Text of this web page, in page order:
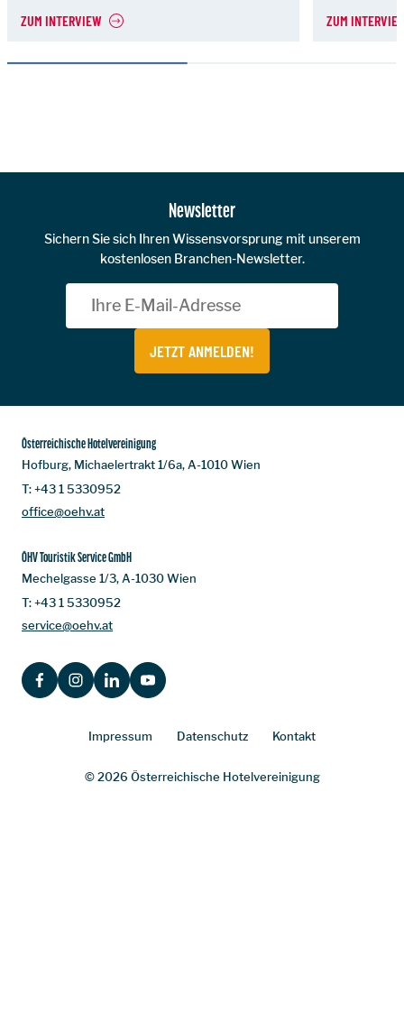
ZUM INTERVIEW ZUM
Newsletter
Sichern Sie sich Ihren Wissensvorsprung mit unserem
kostenlosen Branchen-Newsletter.
JETZT ANMELDEN!
Österreichische Hotelvereinigung
Hofburg, Michaelertrakt 1/6a, A-1010 Wien
T:+43 1 5330952
office@oehv.at
ÖHV Touristik Service GmbH
Mechelgasse 1/3, A-1030 Wien
T:+43 1 5330952
service@oehv.at
FACEBOOKINSTAGRAMLINKEDINYOUTUBE
Impressum Datenschutz Kontakt
© 2026 Österreichische Hotelvereinigung